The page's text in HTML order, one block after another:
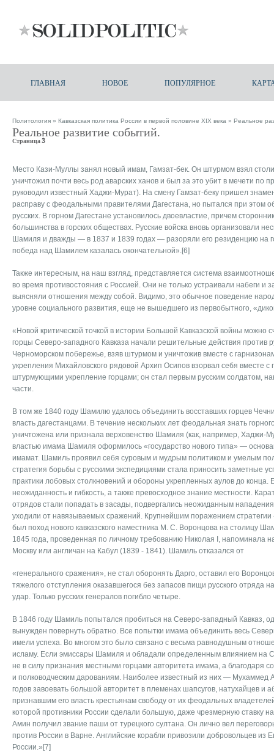
ГЛАВНАЯ НОВОЕ ПОПУЛЯРНОЕ
Политология » Кавказская политика России в первой половине XIX века » Реальное
Реальное развитие событий.
Страница 3
Место Кази-Муллы занял новый имам, Гамзат-бек. Он штурмом взял
уничтожил почти весь род аварских ханов и был за это убит в мечети по
руководил известный Хаджи-Мурат). На смену Гамзат-беку пришел
расправу с феодальными правителями Дагестана, но пытался при этом
русских. В горном Дагестане установилось двоевластие, причем
большинства в горских обществах. Русские войска вновь организовали
Шамиля и дважды — в 1837 и 1839 годах — разоряли его резиденцию на
победа над Шамилем казалась окончательной».[6]
Также интересным, на наш взгляд, представляется система
во время противостояния с Россией. Они не только устраивали набеги и
выясняли отношения между собой. Видимо, это обычное поведение
уровне социального развития, еще не вышедшего из первобытного,
«Новой критической точкой в истории Большой Кавказской войны можно
горцы Северо-западного Кавказа начали решительные действия против
Черноморском побережье, взяв штур­мом и уничтожив вместе с
укрепления Михайловского рядовой Архип Осипов взорвал себя вместе
штурмую­щими укрепление горцами; он стал первым русским солда­том,
части.
В том же 1840 году Шамилю удалось объединить вос­ставших горцев
власть да­гестанцами. В течение нескольких лет феодальная знать
уничтожена или признала вер­ховенство Шамиля (как, например, Хаджи-
властью имама Шамиля оформилось «государство нового типа» —
имамат. Ша­миль проявил себя суровым и мудрым политиком и умелым
стратегия борьбы с русскими экспедициями стала приносить заметные
практики лобовых столкновений и обороны укре­пленных аулов до конца.
неожидан­ность и гибкость, а также превосходное знание местности.
отрядов стали попадать в засады, подвергались неожиданным
уходили от навязываемых сражений. Крупней­шим поражением стратегии
был поход нового кавказского наместника М. С. Воронцова на столицу
1845 года, прове­денная по личному требованию Николая I, напоминала
Москву или англичан на Кабул (1839 - 1841). Шамиль отказался от
«генерального сражения», не стал оборонять Дарго, оста­вил его
тяжелого отступ­ления оказавшегося без запа­сов пищи русского отряда
удар. Только русских генералов по­гибло четыре.
В 1846 году Шамиль попы­тался пробиться на Северо-западный Кавказ,
вынужден повернуть об­ратно. Все попытки имама объ­единить весь
имели успеха. Во многом это было связано с весьма равнодушным
исламу. Если эмиссары Шамиля и обладали определенным влияни­ем на
не в силу признания ме­стными горцами авторитета имама, а благодаря
и полководческим дарованиям. Наи­более известный из них — Мухаммед
годов завоевать большой авторитет в племенах шап­сугов, натухайцев и
признавшим его власть крестьянам свободу от их феодальных
которой противники Рос­сии сделали большую, даже чрезмерную ставку
Амин получил звание паши от турецко­го султана. Он лично вел
против России в Варне. Английские корабли привозили добровольцев из
России.»[7]